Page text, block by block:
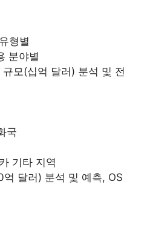
형별
분야별
모(십억 달러) 분석 및 전
국
기타 지역
억 달러) 분석 및 예측, OS